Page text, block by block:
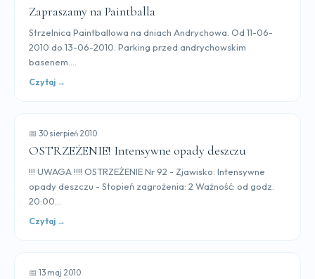
Zapraszamy na Paintballa
Strzelnica Paintballowa na dniach Andrychowa. Od 11-06-
2010 do 13-06-2010. Parking przed andrychowskim
basenem....
Czytaj →
📅 30 sierpień 2010
OSTRZEŻENIE! Intensywne opady deszczu
!!! UWAGA !!!! OSTRZEŻENIE Nr 92 - Zjawisko: Intensywne
opady deszczu - Stopień zagrożenia: 2 Ważność: od godz.
20:00...
Czytaj →
📅 13 maj 2010